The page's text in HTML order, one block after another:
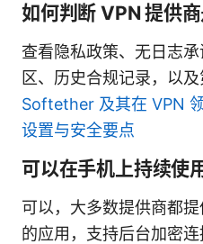
如何判断 VPN 提供商
查看隐私政策、无日志
区、历史合规记录，以及
Softether 及其在 VPN
设置与安全要点
可以在手机上持续使
可以，大多数提供商都
的应用，支持后台加密连